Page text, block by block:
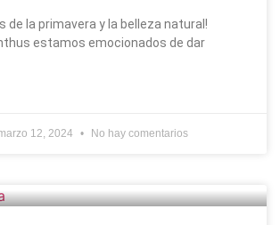
de la primavera y la belleza natural!
estamos emocionados de dar
12, 2024 No hay comentarios